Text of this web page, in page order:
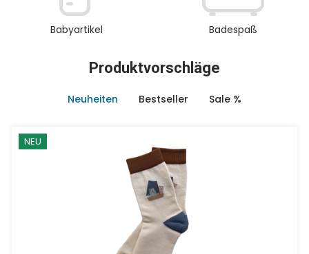
Babyartikel Badespaß
Produktvorschläge
Neuheiten Bestseller Sale %
NEU